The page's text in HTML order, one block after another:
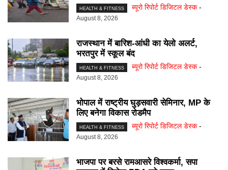
HEALTH & FITNESS ब्यूरो रिपोर्ट डिजिटल डेस्क -
August 8, 2026
राजस्थान में बारिश-आंधी का येलो अलर्ट,
भरतपुर में स्कूल बंद
HEALTH & FITNESS ब्यूरो रिपोर्ट डिजिटल डेस्क -
August 8, 2026
भोपाल में राष्ट्रीय घुड़सवारी सेमिनार, MP के
लिए बनेगा विकास रोडमैप
HEALTH & FITNESS ब्यूरो रिपोर्ट डिजिटल डेस्क -
August 8, 2026
भाजपा पर बरसे रामआसरे विश्वकर्मा, सपा